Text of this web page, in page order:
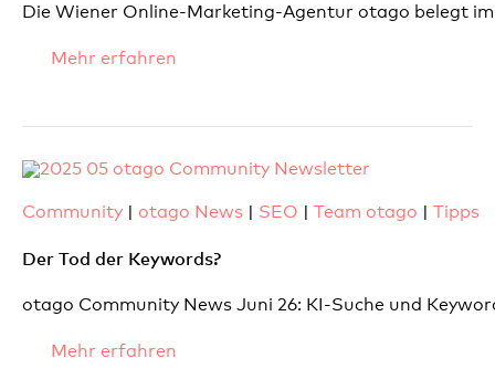
Die Wiener Online-Marketing-Agentur otago belegt im
Mehr erfahren
Community | otago News | SEO | Team otago | Tipps
Der Tod der Keywords?
otago Community News Juni 26: KI-Suche und
Mehr erfahren